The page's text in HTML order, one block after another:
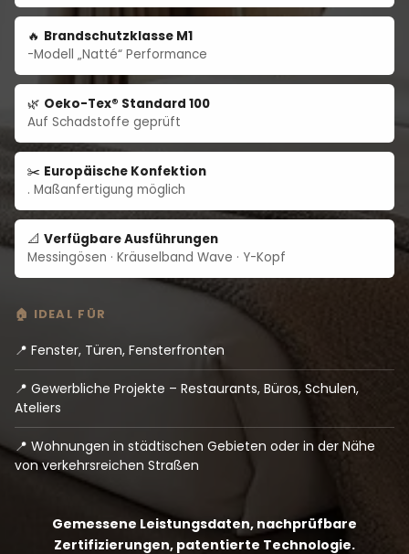
🔥 Brandschutzklasse M1
-Modell „Natté“ Performance
🌿 Oeko-Tex® Standard 100
Auf Schadstoffe geprüft
✂️ Europäische Konfektion
. Maßanfertigung möglich
📐 Verfügbare Ausführungen
Messingösen · Kräuselband Wave · Y-Kopf
🏠 IDEAL FÜR
📍 Fenster, Türen, Fensterfronten
📍 Gewerbliche Projekte – Restaurants, Büros, Schulen,
Ateliers
📍 Wohnungen in städtischen Gebieten oder in der Nähe
von verkehrsreichen Straßen
Gemessene Leistungsdaten, nachprüfbare
Zertifizierungen, patentierte Technologie.